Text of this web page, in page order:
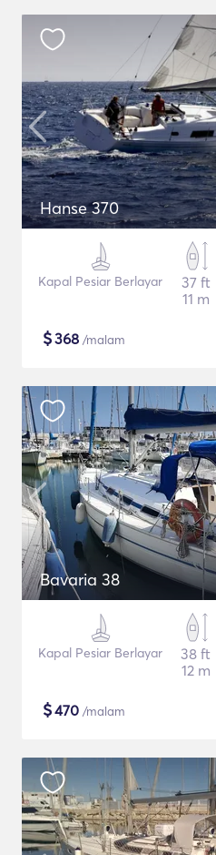
Hanse 370
Kapal Pesiar Berlayar
37 ft
11 m
$368 /malam
Bavaria 38
Kapal Pesiar Berlayar
38 ft
12 m
$470 /malam